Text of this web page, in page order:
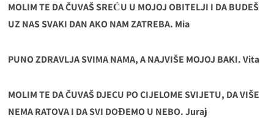
MOLIM TE DA ČUVAŠ SREĆU U MOJOJ OBITELJI I DA BUDEŠ
UZ NAS SVAKI DAN AKO NAM ZATREBA. Mia
PUNO ZDRAVLJA SVIMA NAMA, A NAJVIŠE MOJOJ BAKI. Vita
MOLIM TE DA ČUVAŠ DJECU PO CIJELOME SVIJETU, DA VIŠE
NEMA RATOVA I DA SVI DOĐEMO U NEBO. Juraj